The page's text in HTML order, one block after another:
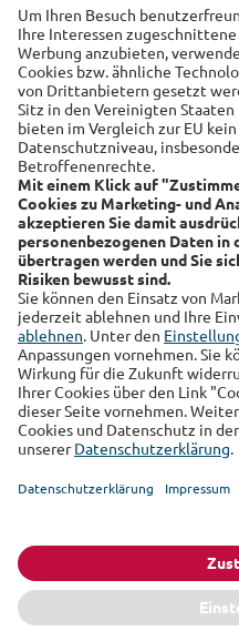
Auto
Sicherheit
Familie
Links
Alte Leipziger
Hallesche
RSS-Feed
Über uns
Kundenmagazin
Datenschutz Impressum